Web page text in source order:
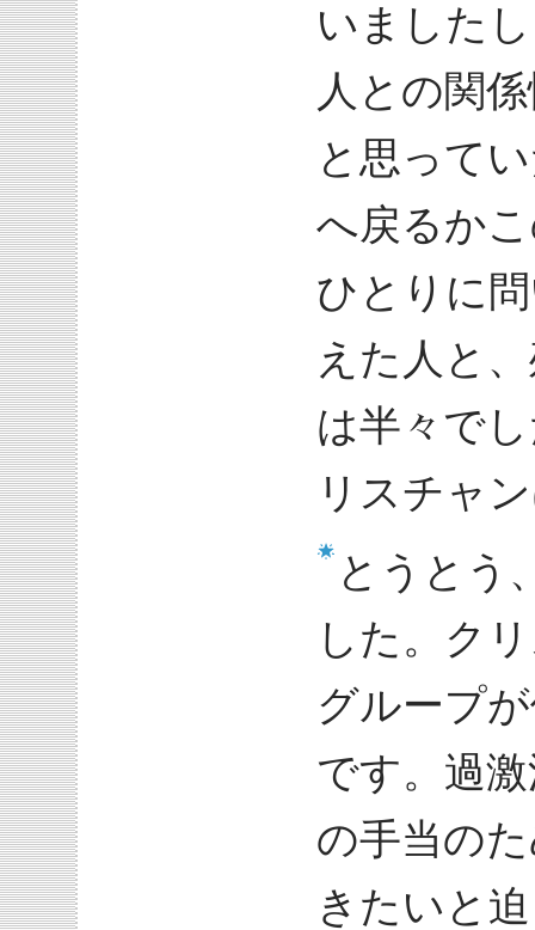
いました
人との関
と思って
へ戻るか
ひとりに
えた人と
は半々で
リスチャ
とうとう
した。ク
グループ
です。過
の手当の
きたいと